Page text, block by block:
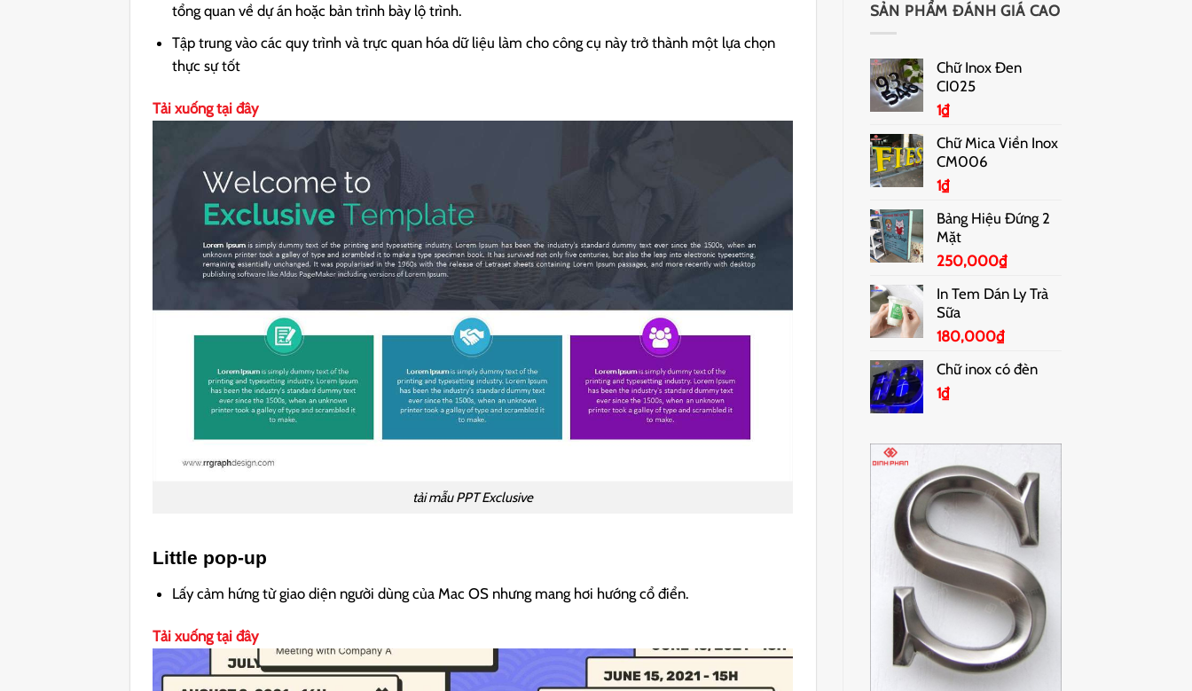
tổng quan về dự án hoặc bản trình bày lộ trình.
Tập trung vào các quy trình và trực quan hóa dữ liệu làm cho công cụ này trở thành một lựa chọn
thực sự tốt
Tải xuống tại đây
tải mẫu PPT Exclusive
Little pop-up
Lấy cảm hứng từ giao diện người dùng của Mac OS nhưng mang hơi hướng cổ điển.
Tải xuống tại đây
SẢN PHẨM ĐÁNH GIÁ CAO
Chữ Inox Đen
CI025
1₫
Chữ Mica Viền Inox
CM006
1₫
Bảng Hiệu Đứng 2
Mặt
250,000₫
In Tem Dán Ly Trà
Sữa
180,000₫
Chữ inox có đèn
1₫